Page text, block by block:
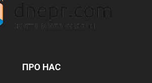
ПРО НАС